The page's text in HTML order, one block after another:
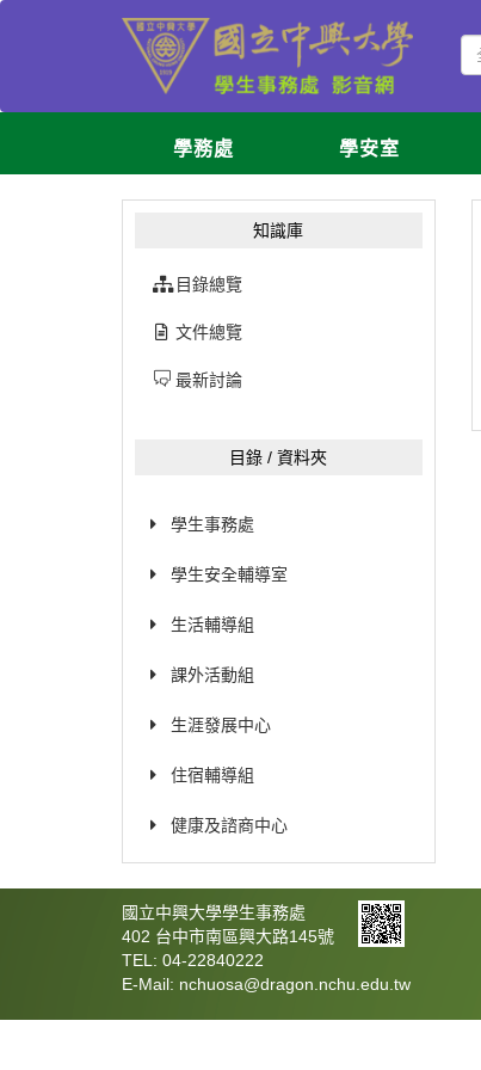
學務處 學安室
知識庫
目錄總覽
文件總覽
最新討論
目錄 / 資料夾
學生事務處
學生安全輔導室
生活輔導組
課外活動組
生涯發展中心
住宿輔導組
健康及諮商中心
國立中興大學學生事務處
402 台中市南區興大路145號
TEL: 04-22840222
E-Mail: nchuosa@dragon.nchu.edu.tw